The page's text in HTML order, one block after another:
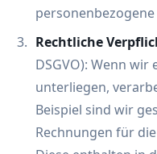
Rechtliche
DSGVO): Wenn
unterliegen,
Beispiel sind wir
Rechnungen für